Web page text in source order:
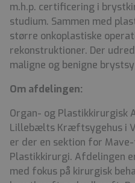
m.h.p. certificering i
studium. Sammen med
større onkoplastiske
rekonstruktioner. Der
maligne og benigne
Om afdelingen:
Organ- og Plastikkirurgisk
Lillebælts Kræftsygehus i
er der en sektion for
Plastikkirurgi. Afdelingen
med fokus på kirurgisk